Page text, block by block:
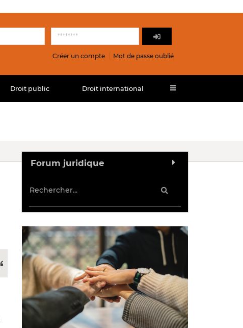
Créer un compte Mot de passe oublié
Droit public Droit international
Forum juridique